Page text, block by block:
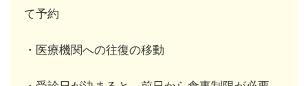
て予約
・医療機関への往復の移動